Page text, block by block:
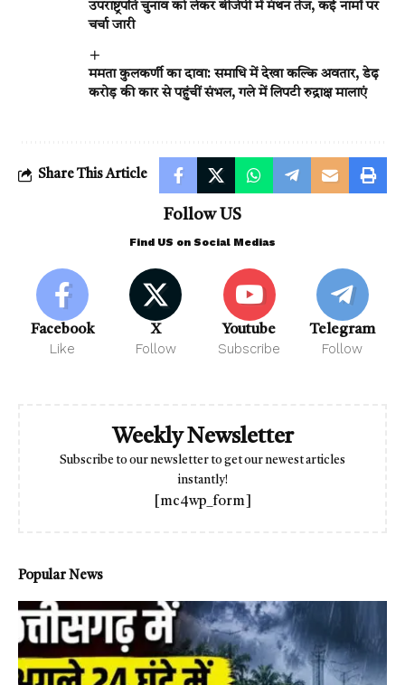
उपराष्ट्रपति चुनाव को लेकर बीजेपी में मंथन तेज, कई नामों पर
चर्चा जारी
ममता कुलकर्णी का दावा: समाधि में देखा कल्कि अवतार, डेढ़
करोड़ की कार से पहुंचीं संभल, गले में लिपटी रुद्राक्ष मालाएं
Share This Article
Follow US
Find US on Social Medias
Facebook
Like
X
Follow
Youtube
Subscribe
Telegram
Follow
Weekly Newsletter
Subscribe to our newsletter to get our newest articles
instantly!
[mc4wp_form]
Popular News